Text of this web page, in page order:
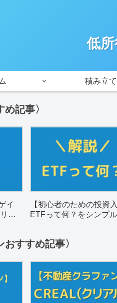
低
積み立
め記事〉
イ
ッ
【初心者のための投資
ETFって何？をシンプ
おすすめ記事〉